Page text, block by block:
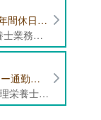
【大田区】＜「長原駅」より徒歩3分＞年間休日120日以上/最大10連休取得可能/日勤帯勤務のみ 認可保育園（定員73名）にて、栄養士の募集！
＜認可保育園（定員73名）における栄養士業務全般＞ ・調理（朝おやつ・給食・おやつ・補食） ・盛付け、片づけ ・食育、保育室への給食ラウンド、事務業務 ・調理室のお掃除、備蓄の確認、発注など ※定員:73名(0歳児6名、1歳歳児10名、2歳児12名、3歳-5歳児各15名)
【練馬区】氷川台駅より徒歩6分/マイカー通勤可能/年間休日120日/賞与高水準 認可保育園（定員101名）にて管理栄養士・栄養士・調理師募集！
＜認可保育園（定員101名）における管理栄養士・栄養士・調理師業務全般＞ ・調理業務全般 ・離乳食、アレルギー除去食対応 ・食育活動